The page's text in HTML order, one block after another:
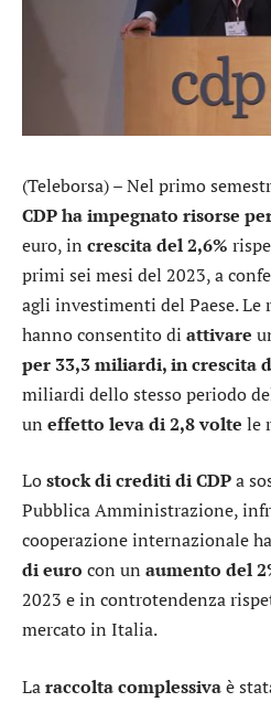
(Teleborsa) – Nel primo
CDPha impegnato risorse
euro, in crescita del 2,6%
primi sei mesi del 2023, a
agli investimenti del Paese.
hanno consentito di attivare
per 33,3 miliardi, in crescita
miliardi dello stesso periodo
un effetto leva di 2,8 volte le
Lostock di crediti di CDPa
Pubblica Amministrazione,
cooperazione internazionale
di euro con un aumento del
2023 e in controtendenza
mercato in Italia.
Laraccolta complessivaè